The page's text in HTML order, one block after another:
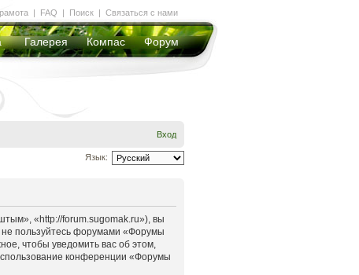
Галерея Компас Форум
| FAQ | Поиск | Связаться с нами
Вход
Язык:
«http://forum.sugomak.ru»), вы
не пользуйтесь форумами «Форумы
чтобы уведомить вас об этом,
конференции «Форумы